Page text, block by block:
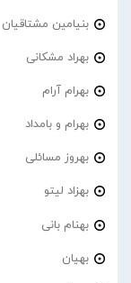
بنیامین مشتاقیان
بهراد مشکانی
بهرام آرام
بهرام و بامداد
بهروز مسائلی
بهزاد لیتو
بهنام بانی
بهیان